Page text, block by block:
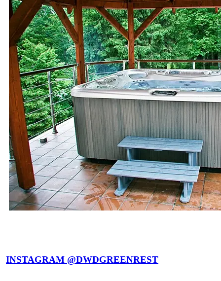
INSTAGRAM @DWDGREENREST